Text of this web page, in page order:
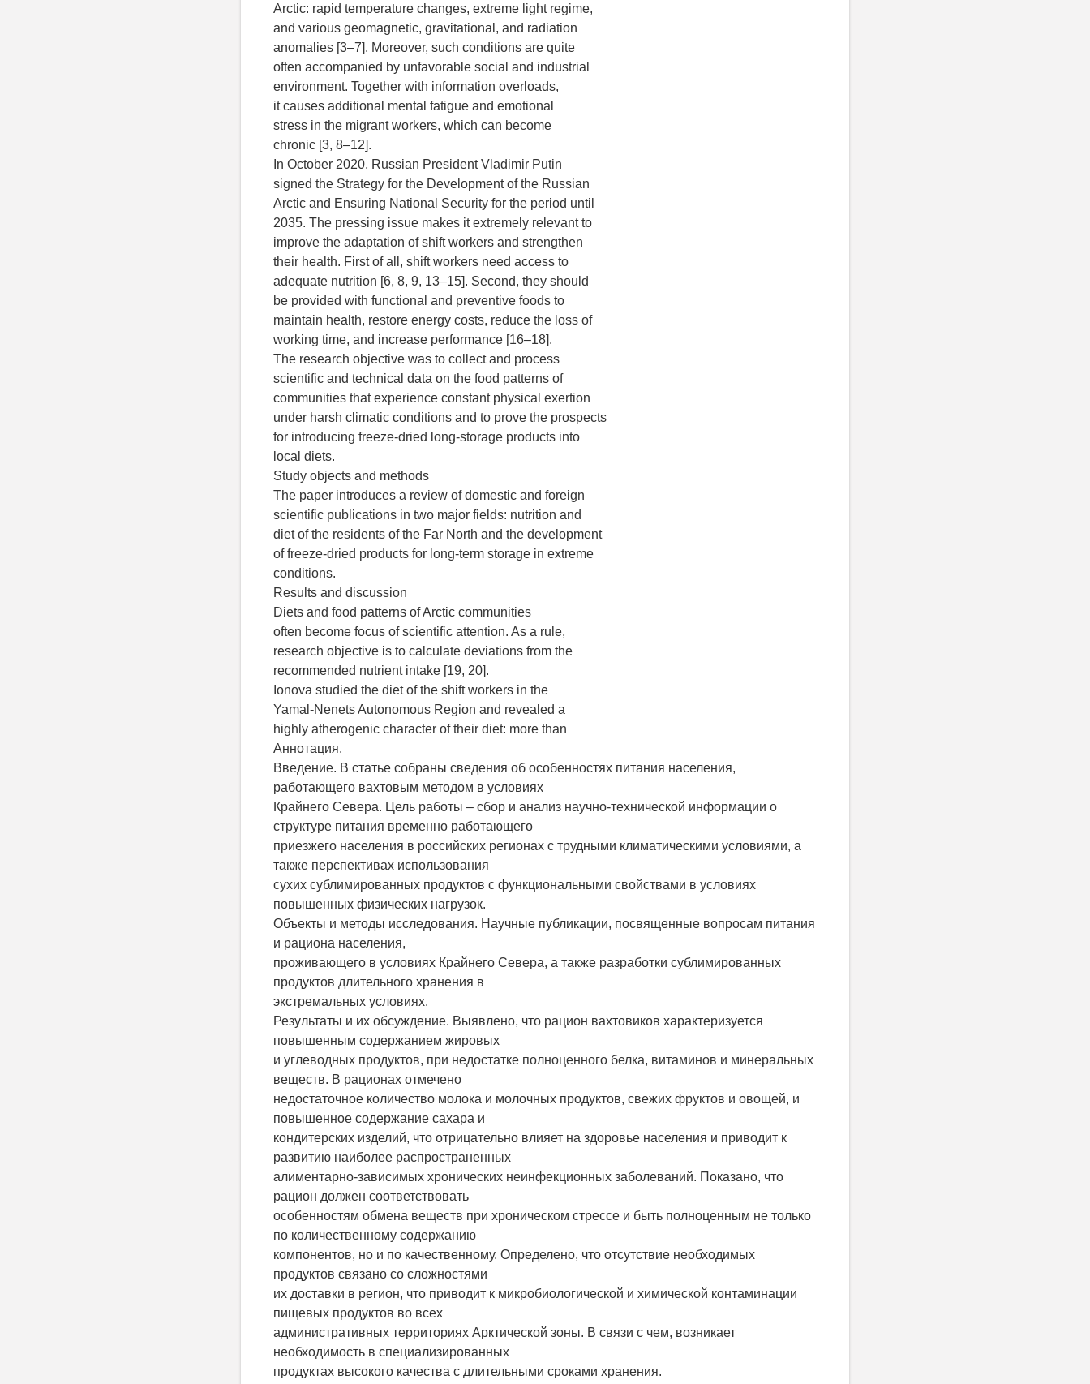
Arctic: rapid temperature changes, extreme light regime,
and various geomagnetic, gravitational, and radiation
anomalies [3–7]. Moreover, such conditions are quite
often accompanied by unfavorable social and industrial
environment. Together with information overloads,
it causes additional mental fatigue and emotional
stress in the migrant workers, which can become
chronic [3, 8–12].
In October 2020, Russian President Vladimir Putin
signed the Strategy for the Development of the Russian
Arctic and Ensuring National Security for the period until
2035. The pressing issue makes it extremely relevant to
improve the adaptation of shift workers and strengthen
their health. First of all, shift workers need access to
adequate nutrition [6, 8, 9, 13–15]. Second, they should
be provided with functional and preventive foods to
maintain health, restore energy costs, reduce the loss of
working time, and increase performance [16–18].
The research objective was to collect and process
scientific and technical data on the food patterns of
communities that experience constant physical exertion
under harsh climatic conditions and to prove the prospects
for introducing freeze-dried long-storage products into
local diets.
Study objects and methods
The paper introduces a review of domestic and foreign
scientific publications in two major fields: nutrition and
diet of the residents of the Far North and the development
of freeze-dried products for long-term storage in extreme
conditions.
Results and discussion
Diets and food patterns of Arctic communities
often become focus of scientific attention. As a rule,
research objective is to calculate deviations from the
recommended nutrient intake [19, 20].
Ionova studied the diet of the shift workers in the
Yamal-Nenets Autonomous Region and revealed a
highly atherogenic character of their diet: more than
Аннотация.
Введение. В статье собраны сведения об особенностях питания населения,
работающего вахтовым методом в условиях
Крайнего Севера. Цель работы – сбор и анализ научно-технической информации о
структуре питания временно работающего
приезжего населения в российских регионах с трудными климатическими условиями, а
также перспективах использования
сухих сублимированных продуктов с функциональными свойствами в условиях
повышенных физических нагрузок.
Объекты и методы исследования. Научные публикации, посвященные вопросам питания
и рациона населения,
проживающего в условиях Крайнего Севера, а также разработки сублимированных
продуктов длительного хранения в
экстремальных условиях.
Результаты и их обсуждение. Выявлено, что рацион вахтовиков характеризуется
повышенным содержанием жировых
и углеводных продуктов, при недостатке полноценного белка, витаминов и минеральных
веществ. В рационах отмечено
недостаточное количество молока и молочных продуктов, свежих фруктов и овощей, и
повышенное содержание сахара и
кондитерских изделий, что отрицательно влияет на здоровье населения и приводит к
развитию наиболее распространенных
алиментарно-зависимых хронических неинфекционных заболеваний. Показано, что
рацион должен соответствовать
особенностям обмена веществ при хроническом стрессе и быть полноценным не только
по количественному содержанию
компонентов, но и по качественному. Определено, что отсутствие необходимых
продуктов связано со сложностями
их доставки в регион, что приводит к микробиологической и химической контаминации
пищевых продуктов во всех
административных территориях Арктической зоны. В связи с чем, возникает
необходимость в специализированных
продуктах высокого качества с длительными сроками хранения.